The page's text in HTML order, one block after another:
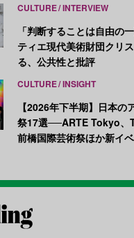
CULTURE INTERVIEW
「判断することは自由の
ティエ現代美術財団クリ
る、公共性と批評
CULTURE INSIGHT
【2026年下半期】日本の
祭17選──ARTE Tokyo、
前橋国際芸術祭ほか新イ